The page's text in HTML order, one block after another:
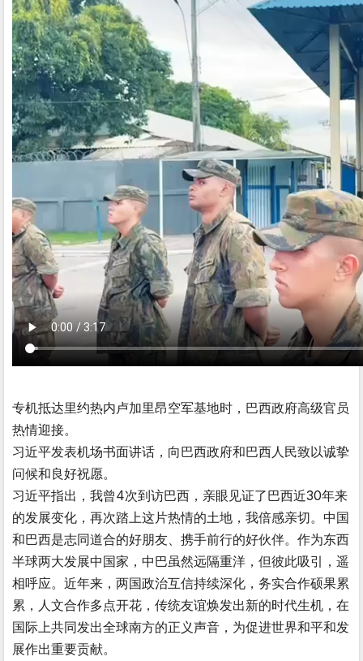
专机抵达里约热内卢加里昂空军基地时，巴西政府高级官员
热情迎接。
习近平发表机场书面讲话，向巴西政府和巴西人民致以诚挚
问候和良好祝愿。
习近平指出，我曾4次到访巴西，亲眼见证了巴西近30年来
的发展变化，再次踏上这片热情的土地，我倍感亲切。中国
和巴西是志同道合的好朋友、携手前行的好伙伴。作为东西
半球两大发展中国家，中巴虽然远隔重洋，但彼此吸引，遥
相呼应。近年来，两国政治互信持续深化，务实合作硕果累
累，人文合作多点开花，传统友谊焕发出新的时代生机，在
国际上共同发出全球南方的正义声音，为促进世界和平和发
展作出重要贡献。